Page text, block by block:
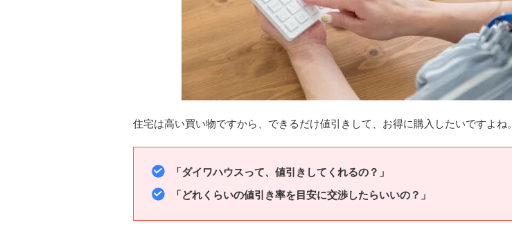
住宅は高い買い物ですから、できるだけ値引きして、お得に購入したいですよね。
「ダイワハウスって、値引きしてくれるの？」
「どれくらいの値引き率を目安に交渉したらいいの？」